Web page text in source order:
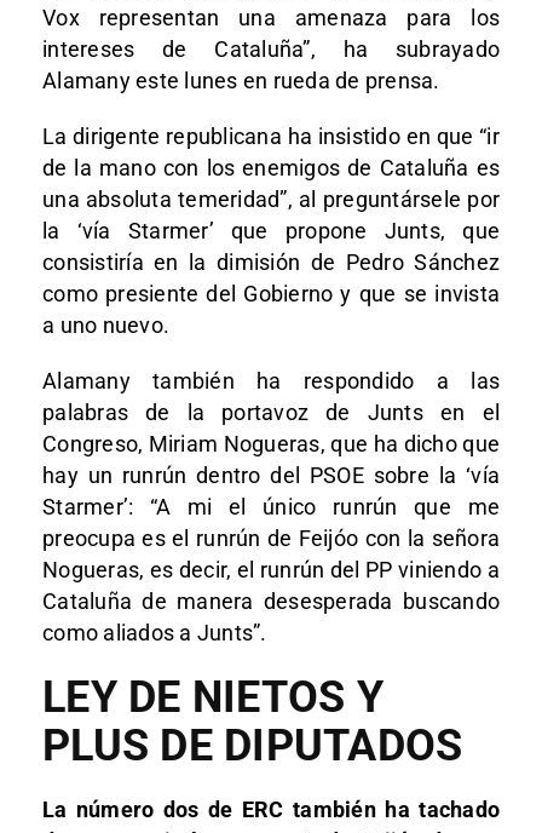
Vox representan una amenaza para los
intereses de Cataluña”, ha subrayado
Alamany este lunes en rueda de prensa.
La dirigente republicana ha insistido en que “ir
de la mano con los enemigos de Cataluña es
una absoluta temeridad”, al preguntársele por
la ‘vía Starmer’ que propone Junts, que
consistiría en la dimisión de Pedro Sánchez
como presiente del Gobierno y que se invista
a uno nuevo.
Alamany también ha respondido a las
palabras de la portavoz de Junts en el
Congreso, Miriam Nogueras, que ha dicho que
hay un runrún dentro del PSOE sobre la ‘vía
Starmer’: “A mi el único runrún que me
preocupa es el runrún de Feijóo con la señora
Nogueras, es decir, el runrún del PP viniendo a
Cataluña de manera desesperada buscando
como aliados a Junts”.
LEY DE NIETOS Y
PLUS DE DIPUTADOS
La número dos de ERC también ha tachado